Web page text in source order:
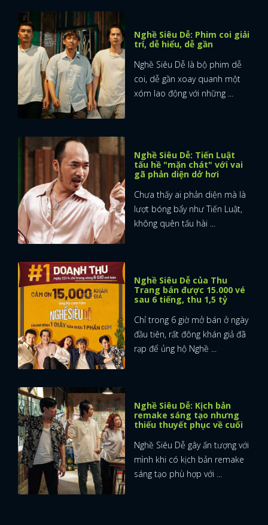
Nghề Siêu Dễ: Phim coi giải
trí, dễ hiểu, dễ gần
Nghề Siêu Dễ là bộ phim dễ
coi, dễ gần xoay quanh một
xóm lao động với những ...
Nghề Siêu Dễ: Tiến Luật
tấu hề "mặn chát" với vai
gã phản diện dở hơi
Chưa thấy ai phản diện mà là
lượt bóng bẩy như Tiến Luật,
không quên tấu hài ...
Nghề Siêu Dễ của Thu
Trang bán được 15.000 vé
sau 6 tiếng, thu 1,5 tỷ
Chỉ trong 6 giờ mở bán ở ngày
đầu tiên, rất đông khán giả đã
rạp để ủng hộ Nghề ...
Nghề Siêu Dễ: Kịch bản
remake sáng tạo nhưng
thiếu thuyết phục về cuối
Nghề Siêu Dễ gây ấn tượng với
mình khi có kịch bản remake
sáng tạo phù hợp với ...